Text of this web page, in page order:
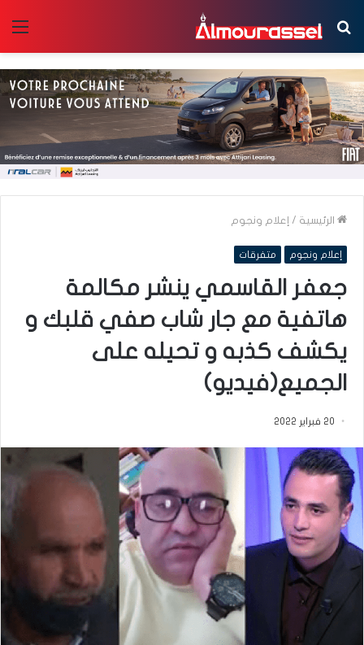
بحث
عن
الرئيسية / إعلام ونجوم
إعلام ونجوم متفرقات
جعفر القاسمي ينشر مكالمة
هاتفية مع جار شاب صفي قلبك و
يكشف كذبه و تحيله على
الجميع(فيديو)
20 فبراير 2022